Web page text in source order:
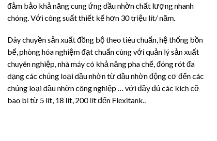
đảm bảo khả năng cung ứng dầu nhờn chất lượng nhanh
chóng. Với công suất thiết kế hơn 30 triệu lít/ năm.
Dây chuyền sản xuất đồng bộ theo tiêu chuẩn, hệ thống bồn
bể, phòng hóa nghiệm đạt chuẩn cùng với quản lý sản xuất
chuyên nghiệp, nhà máy có khả năng pha chế, đóng rót đa
dạng các chủng loại dầu nhờn từ dầu nhờn động cơ đến các
chủng loại dầu nhờn công nghiệp … với đầy đủ các kích cỡ
bao bì từ 5 lít, 18 lít, 200 lít đến Flexitank..